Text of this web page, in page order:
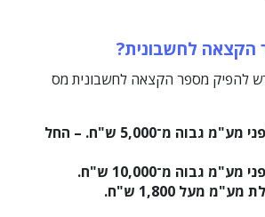
הקצאה לחשבונית?
2026, נדרש להפיק מספר הקצאה לחשבונית מס
סכום העסקה לפני מע"מ גבוה מ־5,000 ש"ח. – החל
גבוה מ־10,000 ש"ח.
מעל 1,800 ש"ח.